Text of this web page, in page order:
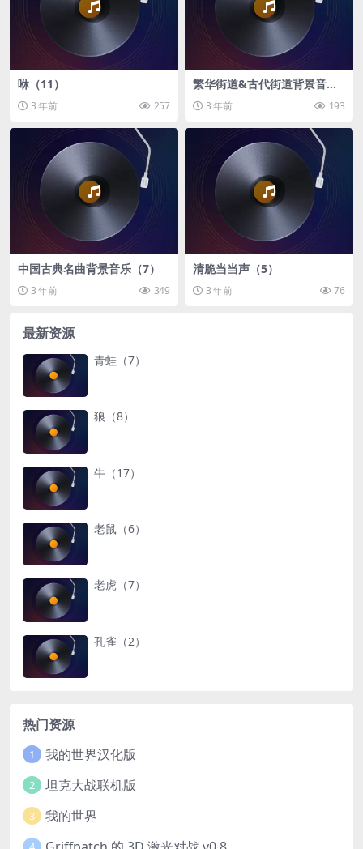
咻（11）
3 年前 257
繁华街道&古代街道背景音乐
3 年前 193
中国古典名曲背景音乐（7）
3 年前 349
清脆当当声（5）
3 年前 76
最新资源
青蛙（7）
狼（8）
牛（17）
老鼠（6）
老虎（7）
孔雀（2）
热门资源
1 我的世界汉化版
2 坦克大战联机版
3 我的世界